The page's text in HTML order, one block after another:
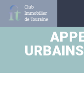
Panneau de gestion des